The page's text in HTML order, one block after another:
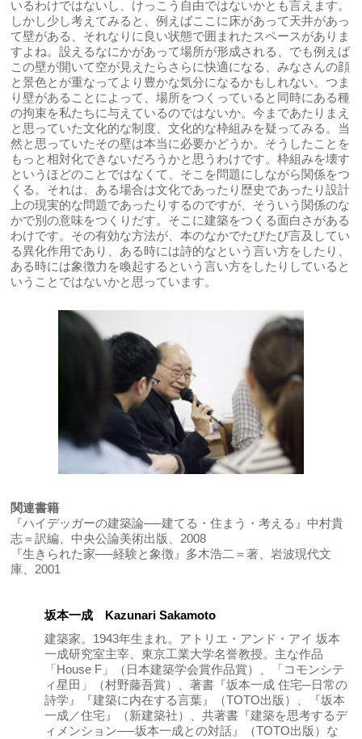
いるわけではないし、けっこう自由ではないかとも言えます。
しかし少し考えてみると、例えばここに床があって天井があっ
て壁がある、それなりに良い状態で囲まれたスペースがありま
すよね。設えるなにかがあって場所が形成される、でも例えば
この壁が開いて空が見えたらさらに快適になる、みなさんの顔
と景色とが重なってより豊かな気分になるかもしれない。つま
り壁があることによって、場所をつくっていると同時にある種
の拘束を私たちに与えているのではないか。今まであたりまえ
と思っていた文化的な制度、文化的な枠組みを疑ってみる。当
然と思っていたその壁は本当に必要かどうか。そうしたことを
もっと相対化できないだろうかと思うわけです。枠組みを壊す
というほどのことではなくて、そこを問題にしながら関係をつ
くる。それは、ある場合は文化であったり歴史であったり設計
上の現実的な問題であったりするのですが、そういう関係のな
かで別の意味をつくりだす。そこに建築をつくる面白さがある
わけです。その有効な方法が、本のなかでたびたび言及してい
る異化作用であり、ある時には詩的なという言い方をしたり、
ある時には象徴力を喚起するという言い方をしたりしていると
いうことではないかと思っています。
関連書籍
『ハイデッガーの建築論──建てる・住まう・考える』中村貴
志＝訳編、中央公論美術出版、2008
『生きられた家──経験と象徴』多木浩二＝著、岩波現代文
庫、2001
坂本一成 Kazunari Sakamoto
建築家。1943年生まれ。アトリエ・アンド・アイ 坂本
一成研究室主宰、東京工業大学名誉教授。主な作品
「House F」（日本建築学会賞作品賞）、「コモンシテ
ィ星田」（村野藤吾賞）、著書『坂本一成 住宅─日常の
詩学』『建築に内在する言葉』（TOTO出版）、『坂本
一成／住宅』（新建築社）、共著書『建築を思考するデ
ィメンション──坂本一成との対話』（TOTO出版）な